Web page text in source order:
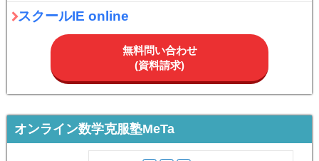
スクールIE online
無料問い合わせ
(資料請求)
オンライン数学克服塾MeTa